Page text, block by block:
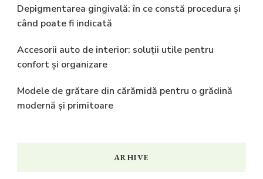
Depigmentarea gingivală: în ce constă procedura și
când poate fi indicată
Accesorii auto de interior: soluții utile pentru
confort și organizare
Modele de grătare din cărămidă pentru o grădină
modernă și primitoare
ARHIVE